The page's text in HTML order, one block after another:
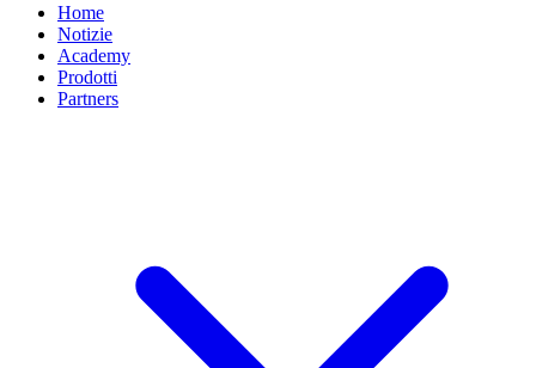
Home
Notizie
Academy
Prodotti
Partners